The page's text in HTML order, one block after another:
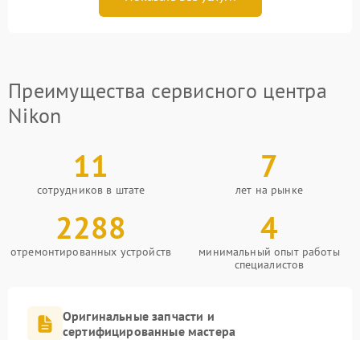
Преимущества сервисного центра
Nikon
11
сотрудников в штате
7
лет на рынке
2288
отремонтированных устройств
4
минимальный опыт работы
специалистов
Оригинальные запчасти и
сертифицированные мастера